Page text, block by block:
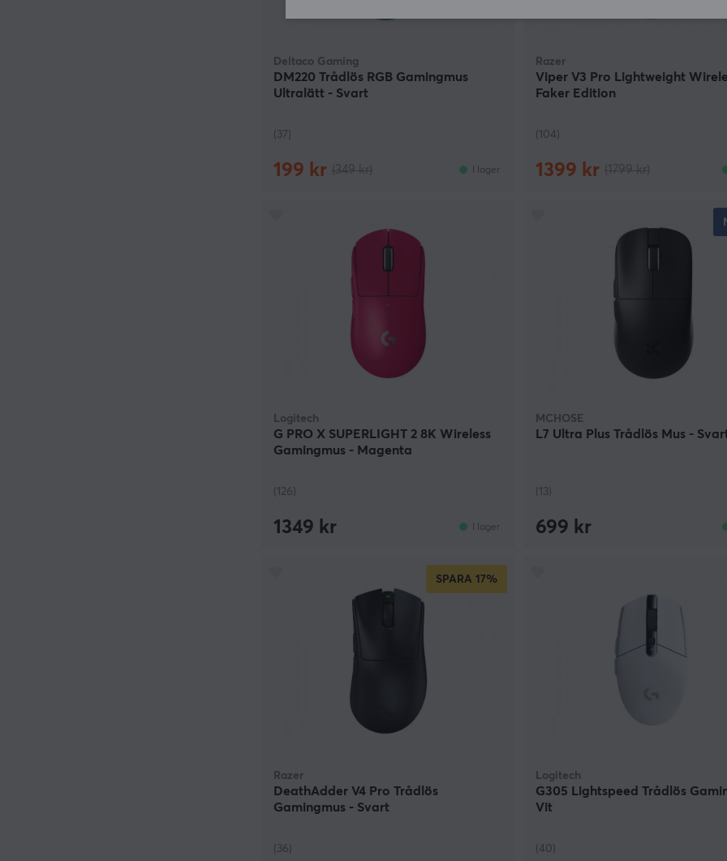
Deltaco Gaming
DM220 Trådlös RGB Gamingmus
Ultralätt - Svart
(37)
199 kr I lager
Razer
Viper V3 Pro Lightweight
Faker Edition
(104)
1399 kr
Logitech
G PRO X SUPERLIGHT 2 8K Wireless
Gamingmus - Magenta
(126)
1349 kr I lager
MCHOSE
L7 Ultra Plus Trådlös Mus -
(13)
699 kr
SPARA 17%
Razer
DeathAdder V4 Pro Trådlös
Gamingmus - Svart
(36)
Logitech
G305 Lightspeed Trådlös
Vit
(40)